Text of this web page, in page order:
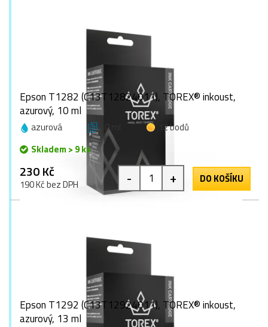
Epson T1282 (C13T12824011), TOREX® inkoust,
azurový, 10 ml
azurová 10 ml
12 bodů
Skladem > 9 ks
230 Kč
190 Kč bez DPH - + DO KOŠÍKU
Epson T1292 (C13T12924011), TOREX® inkoust,
azurový, 13 ml